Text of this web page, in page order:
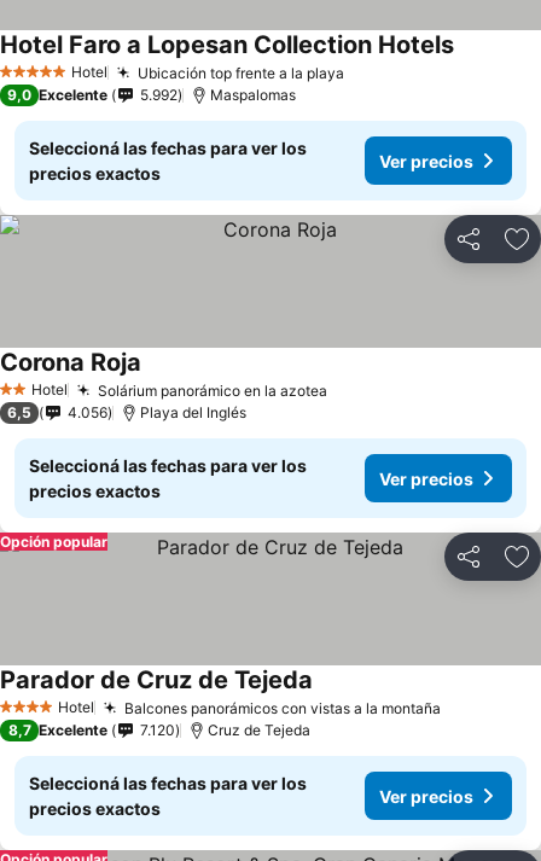
5 Estrellas Hotel Ubicación top frente a la playa
Hotel Faro a Lopesan Collection HotelsVer
9,0 Excelente 5.992 Maspalomas
Seleccioná las fechas para ver los
precios exactos
Ver precios
Compartir
2 Estrellas
Hotel Solárium panorámico en la azotea
Corona Roja
6,5 4.056 Playa del Inglés
Seleccioná las fechas para ver los
precios exactos
Ver precios
Compartir
Opción popular
4 EstrellasHotel Balcones panorámicos con vistas a la montaña
Parador de Cruz de Tejeda
8,7 Excelente 7.120 Cruz de Tejeda
Seleccioná las fechas para ver los
precios exactos
Ver precios